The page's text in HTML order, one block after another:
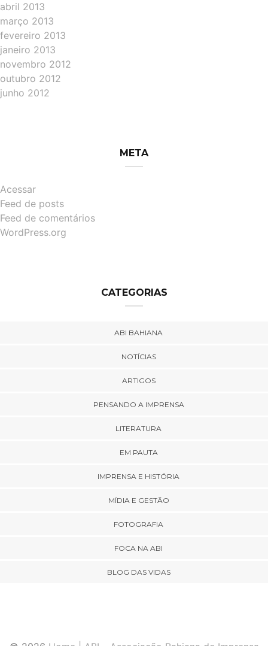
abril 2013
março 2013
fevereiro 2013
janeiro 2013
novembro 2012
outubro 2012
junho 2012
META
Acessar
Feed de posts
Feed de comentários
WordPress.org
CATEGORIAS
ABI BAHIANA
NOTÍCIAS
ARTIGOS
PENSANDO A IMPRENSA
LITERATURA
EM PAUTA
IMPRENSA E HISTÓRIA
MÍDIA E GESTÃO
FOTOGRAFIA
FOCA NA ABI
BLOG DAS VIDAS